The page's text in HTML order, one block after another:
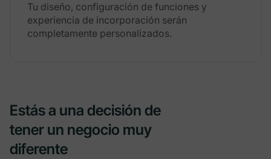
Tu diseño, configuración de funciones y
experiencia de incorporación serán
completamente personalizados.
Estás a una decisión de
tener un negocio muy
diferente